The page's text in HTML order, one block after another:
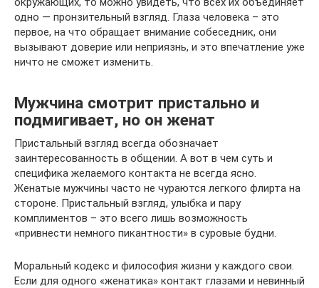
одно — пронзительный взгляд. Глаза человека – это
первое, на что обращает внимание собеседник, они
вызывают доверие или неприязнь, и это впечатление уже
ничто не сможет изменить.
Мужчина смотрит пристально и
подмигивает, но он женат
Пристальный взгляд всегда обозначает
заинтересованность в общении. А вот в чем суть и
специфика желаемого контакта не всегда ясно.
Женатые мужчины часто не чураются легкого флирта на
стороне. Пристальный взгляд, улыбка и пару
комплиментов – это всего лишь возможность
«привнести немного пикантности» в суровые будни.
Моральный кодекс и философия жизни у каждого свои.
Если для одного «женатика» контакт глазами и невинный